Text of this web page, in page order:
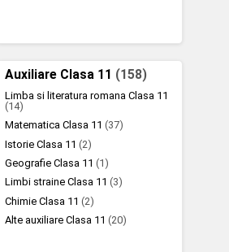
Auxiliare Clasa 11 (158)
Limba si literatura romana Clasa 11
(14)
Matematica Clasa 11(37)
Istorie Clasa 11(2)
Geografie Clasa 11(1)
Limbi straine Clasa 11(3)
Chimie Clasa 11(2)
Alte auxiliare Clasa 11(20)